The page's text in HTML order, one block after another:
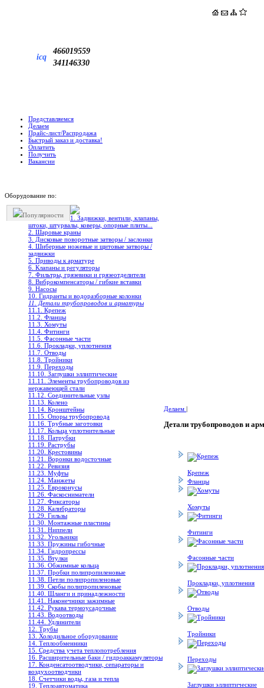
icq
466019559
341146330
Представляемся
Делаем
Прайс-лист/Распродажа
Быстрый заказ и доставка!
Оплатить
Получить
Вакансии
Оборудование по:
Популярности
1. Задвижки, вентили, клапаны,
штоки, штурвалы, коверы, опорные плиты...
2. Шаровые краны
3. Дисковые поворотные затворы / заслонки
4. Шиберные ножевые и щитовые затворы /
задвижки
5. Приводы к арматуре
6. Клапаны и регуляторы
7. Фильтры, грязевики и грязеотделители
8. Виброкомпенсаторы / гибкие вставки
9. Насосы
10. Гидранты и водоразборные колонки
11. Детали трубопроводов и арматуры
11.1. Крепеж
11.2. Фланцы
11.3. Хомуты
11.4. Фитинги
11.5. Фасонные части
11.6. Прокладки, уплотнения
11.7. Отводы
11.8. Тройники
11.9. Переходы
11.10. Заглушки эллиптические
11.11. Элементы трубопроводов из
нержавеющей стали
11.12. Соединительные узлы
11.13. Колено
11.14. Кронштейны
11.15. Опоры трубопровода
11.16. Трубные заготовки
11.17. Кольца уплотнительные
11.18. Патрубки
11.19. Раструбы
11.20. Крестовины
11.21. Воронки водосточные
11.22. Ревизия
11.23. Муфты
11.24. Манжеты
11.25. Евроконусы
11.26. Фаскосниматели
11.27. Фиксаторы
11.28. Калибраторы
11.29. Гильзы
11.30. Монтажные пластины
11.31. Ниппели
11.32. Угольники
11.33. Пружины гибочные
11.34. Гидропрессы
11.35. Втулки
11.36. Обжимные кольца
11.37. Пробки полипропиленовые
11.38. Петли полипропиленовые
11.39. Скобы полипропиленовые
11.40. Шланги и принадлежности
11.41. Наконечники зажимные
11.42. Рукава термоусадочные
11.43. Водоотводы
11.44. Удлинители
12. Трубы
13. Холодильное oборудование
14. Теплообменники
15. Средства учета теплопотребления
16. Расширительные баки / гидроаккамуляторы
17. Конденсатоотводчики, сепараторы и
воздухоотводчики
18. Счетчики воды, газа и тепла
19. Теплоавтоматика
Делаем |
Детали трубопроводов и
Крепеж
Фланцы
Хомуты
Фитинги
Фасонные части
Прокладки, уплотнения
Отводы
Тройники
Переходы
Заглушки эллиптические